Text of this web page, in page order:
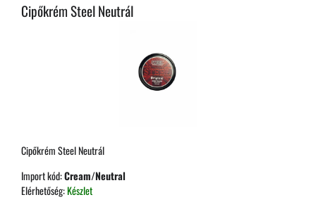
Cipőkrém Steel Neutrál
Cipőkrém Steel Neutrál
Import kód:Cream/Neutral
Elérhetőség:Készlet